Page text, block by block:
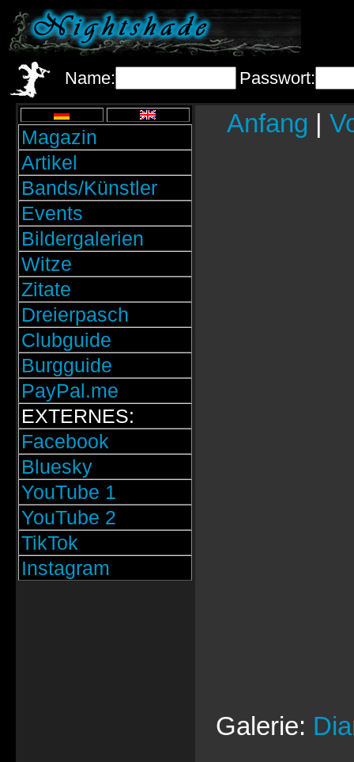
Name: Passwort:
Magazin
Artikel
Bands/Künstler
Events
Bildergalerien
Witze
Zitate
Dreierpasch
Clubguide
Burgguide
PayPal.me
EXTERNES:
Facebook
Bluesky
YouTube 1
YouTube 2
TikTok
Instagram
Anfang |
Galerie: